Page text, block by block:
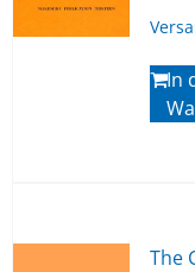
In
The